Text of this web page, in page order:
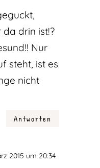
da drin ist!?
Nur
steht, ist es
nicht
Antworten
2015 um 20:34